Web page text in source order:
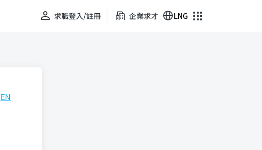
求職登入/註冊 企業求才 LNG
EN